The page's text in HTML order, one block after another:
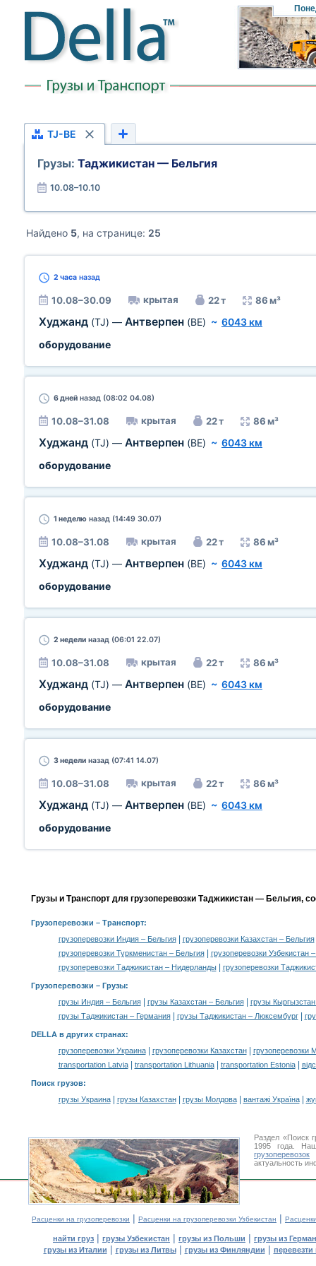
TJ-BE
Грузы: Таджикистан — Бельгия
10.08–10.10
Найдено 5, на странице: 25
2 часа назад
10.08–30.09 крытая 22 т 86 м³
Худжанд (TJ) — Антверпен (BE) ~ 6043 км
оборудование
6 дней назад (08:02 04.08)
10.08–31.08 крытая 22 т 86 м³
Худжанд (TJ) — Антверпен (BE) ~ 6043 км
оборудование
1 неделю назад (14:49 30.07)
10.08–31.08 крытая 22 т 86 м³
Худжанд (TJ) — Антверпен (BE) ~ 6043 км
оборудование
2 недели назад (06:01 22.07)
10.08–31.08 крытая 22 т 86 м³
Худжанд (TJ) — Антверпен (BE) ~ 6043 км
оборудование
3 недели назад (07:41 14.07)
10.08–31.08 крытая 22 т 86 м³
Худжанд (TJ) — Антверпен (BE) ~ 6043 км
оборудование
Грузы и Транспорт для грузоперевозки Таджикистан — Бельгия,
Грузоперевозки – Транспорт:
грузоперевозки Индия – Бельгия| грузоперевозки Казахстан – Бельгия
грузоперевозки Туркменистан – Бельгия|
грузоперевозки Узбекистан
грузоперевозки Таджикистан – Нидерланды| грузоперевозки
Грузоперевозки – Грузы:
грузы Индия – Бельгия| грузы Казахстан – Бельгия|
грузы
грузы Таджикистан – Германия| грузы Таджикистан – Люксембург|
DELLA в других странах:
грузоперевозки Украина| грузоперевозки Казахстан|
грузоперевозки
transportation Latvia| transportation Lithuania| transportation Estonia|
Поиск грузов:
грузы Украина| грузы Казахстан| грузы Молдова| вантажі Україна|
Раздел «Поиск
1995 года.
грузоперевозок
актуальность
Расценки на грузоперевозки | Расценки на грузоперевозки Узбекистан |
найти груз | грузы Узбекистан | грузы из Польши | грузы из
грузы из Италии | грузы из Литвы| грузы из Финляндии | перевезти